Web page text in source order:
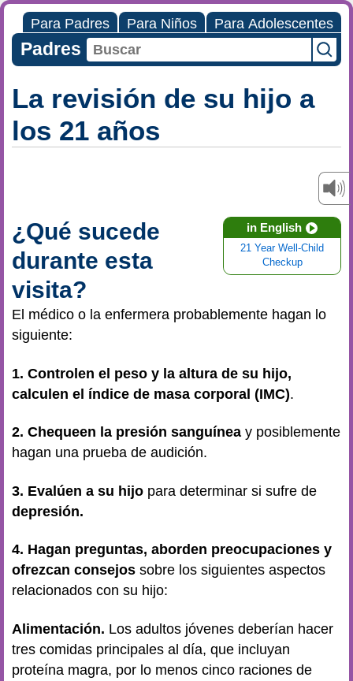
Para Padres Para Niños Para Adolescentes
Padres
La revisión de su hijo a
los 21 años
in English
21 Year Well-Child
Checkup
¿Qué sucede
durante esta
visita?
El médico o la enfermera probablemente hagan lo
siguiente:
1. Controlen el peso y la altura de su hijo,
calculen el índice de masa corporal (IMC).
2. Chequeen la presión sanguínea y posiblemente
hagan una prueba de audición.
3. Evalúen a su hijo para determinar si sufre de
depresión.
4. Hagan preguntas, aborden preocupaciones y
ofrezcan consejos sobre los siguientes aspectos
relacionados con su hijo:
Alimentación. Los adultos jóvenes deberían hacer
tres comidas principales al día, que incluyan
proteína magra, por lo menos cinco raciones de